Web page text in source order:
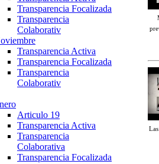
Transparencia Focalizada
Transparencia
Colaborativ
Transparencia Activa
Transparencia Focalizada
Transparencia
Colaborativ
Articulo 19
Transparencia Activa
Transparencia
Colaborativa
Transparencia Focalizada